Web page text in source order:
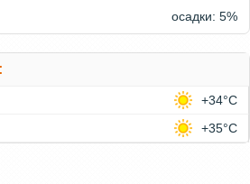
осадки: 5%
+34°C
+35°C